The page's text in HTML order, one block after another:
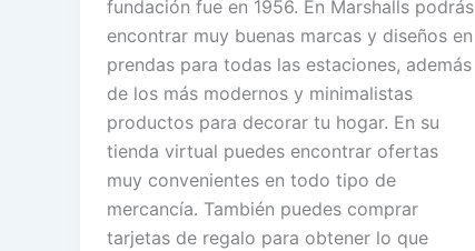
fundación fue en 1956. En Marshalls podrás
encontrar muy buenas marcas y diseños en
prendas para todas las estaciones, además
de los más modernos y minimalistas
productos para decorar tu hogar. En su
tienda virtual puedes encontrar ofertas
muy convenientes en todo tipo de
mercancía. También puedes comprar
tarjetas de regalo para obtener lo que